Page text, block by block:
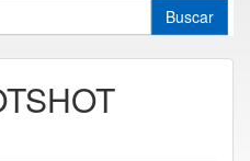
Buscar